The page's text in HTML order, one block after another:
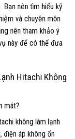
Bạn nên tìm hiểu kỹ
và chuyên môn
nên tham khảo ý
này để có thể đưa
Hitachi Không
mát?
không làm lạnh
điện áp không ổn